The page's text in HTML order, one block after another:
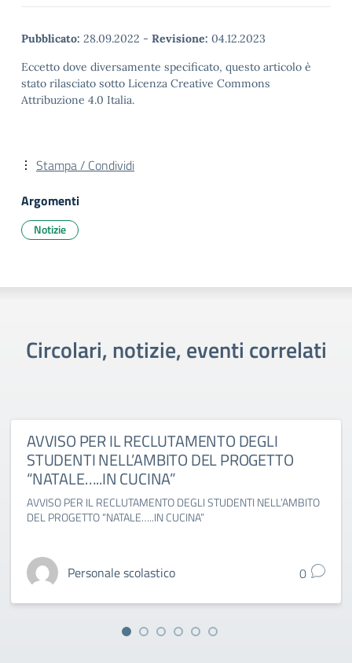
Pubblicato: 28.09.2022 - Revisione: 04.12.2023
Eccetto dove diversamente specificato, questo articolo è
stato rilasciato sotto Licenza Creative Commons
Attribuzione 4.0 Italia.
Stampa / Condividi
Argomenti
Notizie
Circolari, notizie, eventi correlati
AVVISO PER IL RECLUTAMENTO DEGLI
STUDENTI NELL’AMBITO DEL PROGETTO
“NATALE…..IN CUCINA”
AVVISO PER IL RECLUTAMENTO DEGLI STUDENTI NELL’AMBITO
DEL PROGETTO “NATALE…..IN CUCINA”
Personale scolastico 0